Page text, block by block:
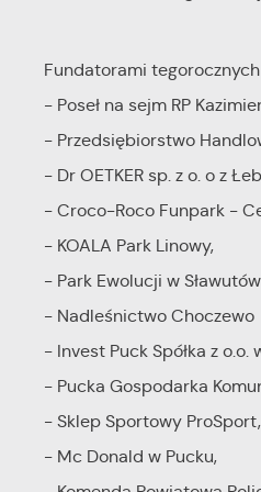
Fundatorami
- Poseł na sejm RP
- Przedsiębiorstwo
- Dr OETKER sp. z o. o z
- Croco-Roco Funpark -
- KOALA Park Linowy,
- Park Ewolucji w
- Nadleśnictwo Choczewo
- Invest Puck Spółka z o.o.
- Pucka Gospodarka
- Sklep Sportowy ProSport,
- Mc Donald w Pucku,